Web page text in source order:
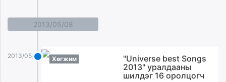
2013/05/08
2013/05/08 Хөгжим
"Universe best Songs
2013" уралдааны
шилдэг 16 оролцогч